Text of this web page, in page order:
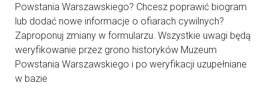
Powstania Warszawskiego? Chcesz poprawić biogram
lub dodać nowe informacje o ofiarach cywilnych?
Zaproponuj zmiany w formularzu. Wszystkie uwagi będą
weryfikowanie przez grono historyków Muzeum
Powstania Warszawskiego i po weryfikacji uzupełniane
w bazie